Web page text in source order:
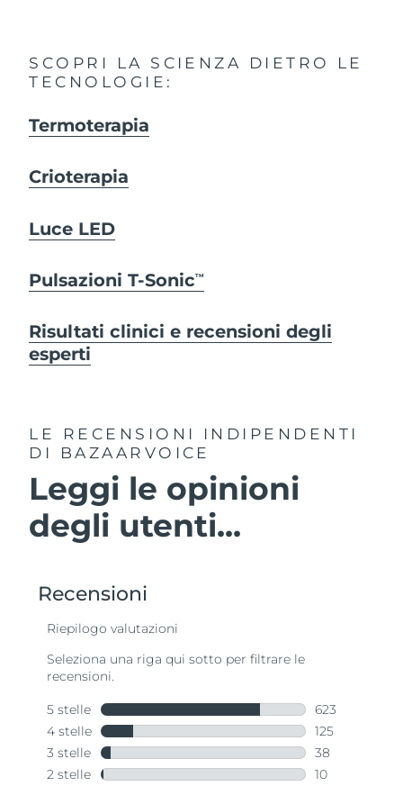
SCOPRI LA SCIENZA DIETRO LE
TECNOLOGIE:
Termoterapia
Crioterapia
Luce LED
Pulsazioni T-SonicTM
Risultati clinici e recensioni degli
esperti
LE RECENSIONI INDIPENDENTI
DI BAZAARVOICE
Leggi le opinioni
degli utenti...